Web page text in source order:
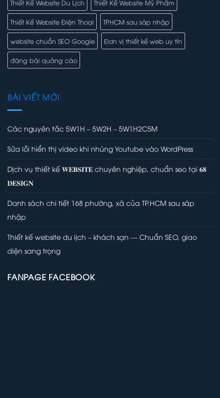
Thiết Kế Website Du Lịch Thiết Kế Website Mỹ Phẩm
Thiết Kế Website Điện Thoại TPHCM sau sáp nhập
website chuẩn SEO Google Đơn vị thiết kế web uy tín
đăng bài quảng cáo
BÀI VIẾT MỚI
Các nguyên tắc 5W1H – 5W2H – 5W1H2C5M
Sửa lỗi hiển thị video khi nhúng Youtube vào WordPress
Dịch vụ thiết kế 𝐖𝐄𝐁𝐒𝐈𝐓𝐄 chuyên nghiệp, chuẩn seo tại 𝟔𝟖
𝐃𝐄𝐒𝐈𝐆𝐍
Danh sách chi tiết 168 phường, xã của TP.HCM sau sáp
nhập
Thiết kế website du lịch – khách sạn — Chuẩn SEO, giao
diện sang trọng
FANPAGE FACEBOOK